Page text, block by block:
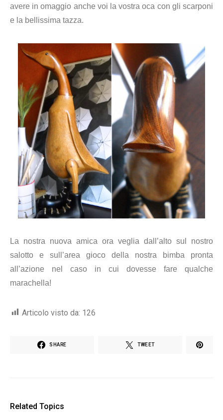
avere in omaggio anche voi la vostra oca con gli scarponi
e la bellissima tazza.
La nostra nuova amica ora veglia dall’alto sul nostro
salotto e sull’area gioco della nostra bimba pronta
all’azione nel caso in cui dovesse fare qualche
marachella!
Articolo visto da: 126
SHARE TWEET
Related Topics